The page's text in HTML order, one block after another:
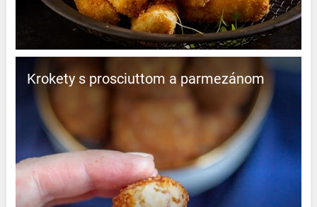
Krokety s prosciuttom a parmezánom